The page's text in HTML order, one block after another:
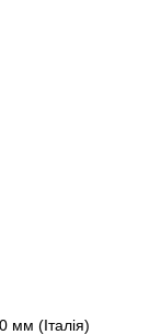
мм (Італія)